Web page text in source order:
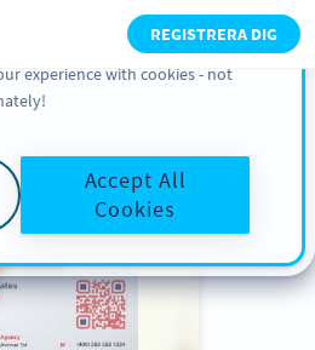
REGISTRERA DIG
to see QR Code use
cases
about cookies, our
rights in our
Cookie Policyand
experience with cookies - not
Accept All
Cookies